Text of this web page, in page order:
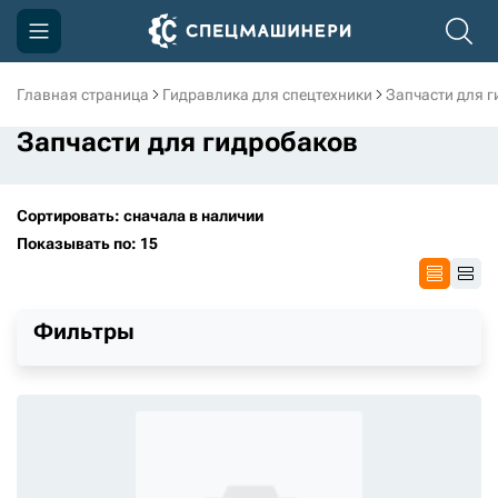
Главная страница Гидравлика для спецтехники Запчасти для
Запчасти для гидробаков
Сортировать: сначала в наличии
Показывать по: 15
Фильтры
Компания
Акции
Информация
3D тур по производству